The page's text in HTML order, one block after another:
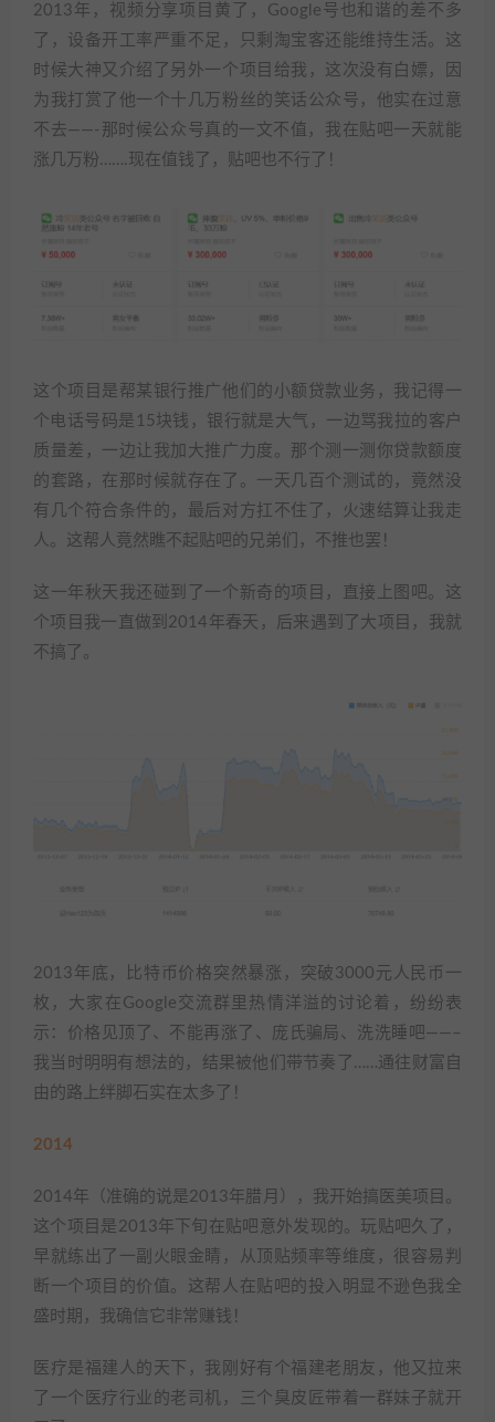
2013年，视频分享项目黄了，Google号也和谐的差不多
了，设备开工率严重不足，只剩淘宝客还能维持生活。这
时候大神又介绍了另外一个项目给我，这次没有白嫖，因
为我打赏了他一个十几万粉丝的笑话公众号，他实在过意
不去——-那时候公众号真的一文不值，我在贴吧一天就能
涨几万粉…….现在值钱了，贴吧也不行了！
这个项目是帮某银行推广他们的小额贷款业务，我记得一
个电话号码是15块钱，银行就是大气，一边骂我拉的客户
质量差，一边让我加大推广力度。那个测一测你贷款额度
的套路，在那时候就存在了。一天几百个测试的，竟然没
有几个符合条件的，最后对方扛不住了，火速结算让我走
人。这帮人竟然瞧不起贴吧的兄弟们，不推也罢！
这一年秋天我还碰到了一个新奇的项目，直接上图吧。这
个项目我一直做到2014年春天，后来遇到了大项目，我就
不搞了。
2013年底，比特币价格突然暴涨，突破3000元人民币一
枚，大家在Google交流群里热情洋溢的讨论着，纷纷表
示：价格见顶了、不能再涨了、庞氏骗局、洗洗睡吧——–
我当时明明有想法的，结果被他们带节奏了……通往财富自
由的路上绊脚石实在太多了！
2014
2014年（准确的说是2013年腊月），我开始搞医美项目。
这个项目是2013年下旬在贴吧意外发现的。玩贴吧久了，
早就练出了一副火眼金睛，从顶贴频率等维度，很容易判
断一个项目的价值。这帮人在贴吧的投入明显不逊色我全
盛时期，我确信它非常赚钱！
医疗是福建人的天下，我刚好有个福建老朋友，他又拉来
了一个医疗行业的老司机，三个臭皮匠带着一群妹子就开